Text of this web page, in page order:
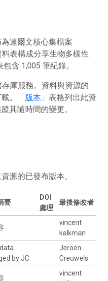
達爾文核心集檔案
料表構成分享生物多樣性
含 1,005 筆紀錄。
庫服務。資料與資源的
載。「版本 」表格列出此資
其隨時間的變更。
源的已發布版本。
要
DOI
處理
最後修改者
vincent
kalkman
by JC
Jeroen
Creuwels
vincent